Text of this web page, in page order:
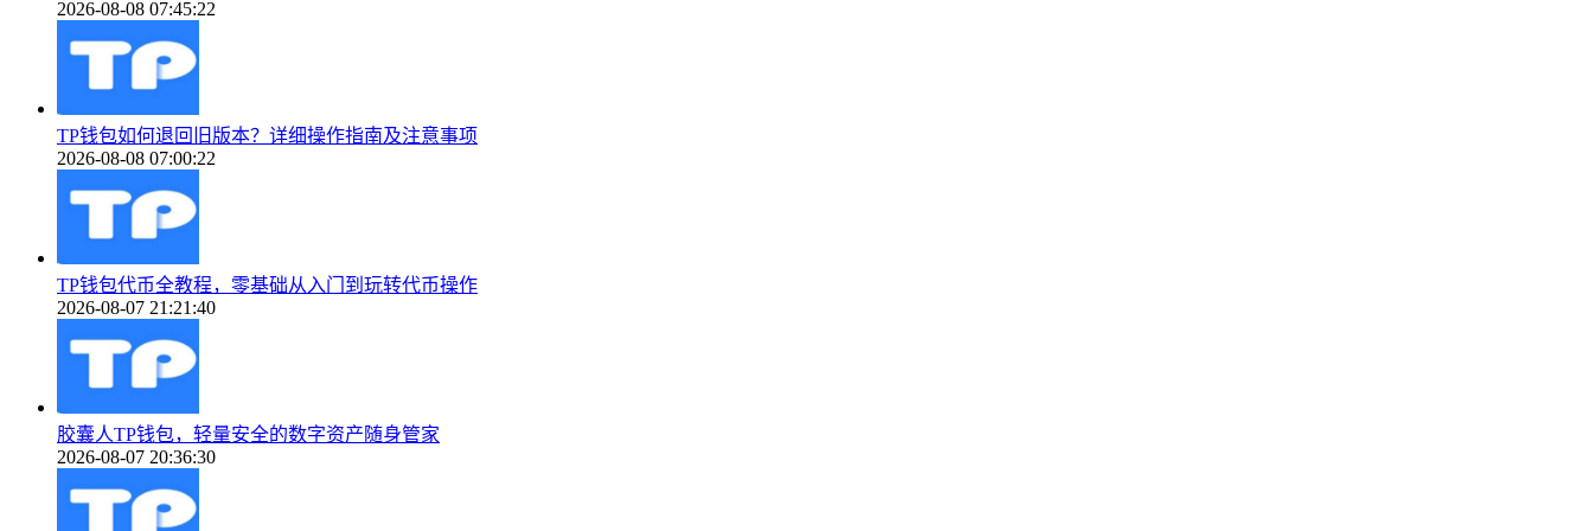
2026-08-08 07:45:22
TP钱包如何退回旧版本？详细操作指南及注意事项
2026-08-08 07:00:22
TP钱包代币全教程，零基础从入门到玩转代币操作
2026-08-07 21:21:40
胶囊人TP钱包，轻量安全的数字资产随身管家
2026-08-07 20:36:30